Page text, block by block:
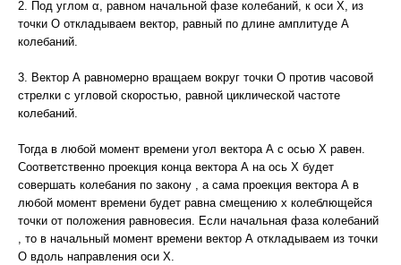
2. Под углом α, равном начальной фазе колебаний, к оси Х, из
точки О откладываем вектор, равный по длине амплитуде А
колебаний.
3. Вектор А равномерно вращаем вокруг точки О против часовой
стрелки с угловой скоростью, равной циклической частоте
колебаний.
Тогда в любой момент времени угол вектора А с осью Х равен.
Соответственно проекция конца вектора А на ось Х будет
совершать колебания по закону , а сама проекция вектора А в
любой момент времени будет равна смещению х колеблющейся
точки от положения равновесия. Если начальная фаза колебаний
, то в начальный момент времени вектор А откладываем из точки
О вдоль направления оси Х.